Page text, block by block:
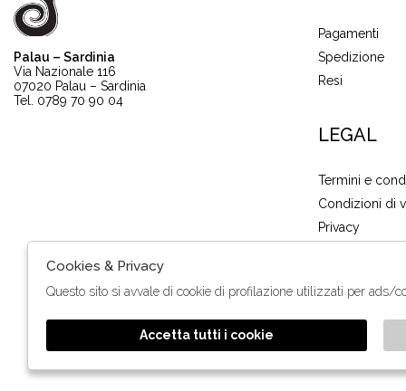
Palau – Sardinia
Via Nazionale 116
07020 Palau – Sardinia
Tel. 0789 70 90 04
Pagamenti
Spedizione
Resi
LEGAL
Termini e
Condizioni di
Privacy
Cookies & Privacy
Questo sito si avvale di cookie di profilazione utilizzati per ads/
Accetta tutti i cookie